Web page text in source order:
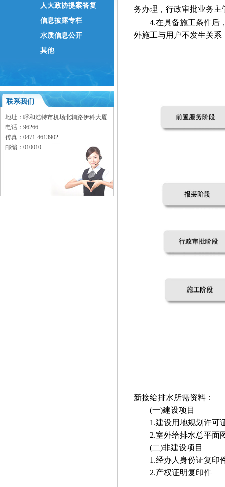
人大政协提案答复
信息披露专栏
水质信息公开
其他
联系我们
地址：呼和浩特市机场北辅路伊科大厦
电话：96266
传真：0471-4613902
邮编：010010
务办理，行政审批业务主
4.在具备施工条件后，
外施工与用户不发生关系
新接给排水所需资料：
(一)建设项目
1.建设用地规划许可
2.室外给排水总平面
(二)非建设项目
1.经办人身份证复印
2.产权证明复印件